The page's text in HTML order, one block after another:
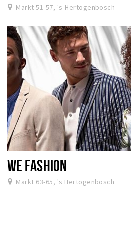
Markt 51-57, 's-Hertogenbosch
WE FASHION
Markt 63-65, 's Hertogenbosch